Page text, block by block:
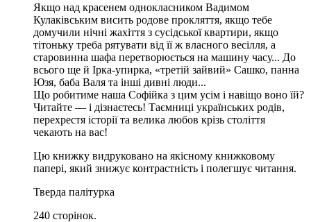
Якщо над красенем однокласником Вадимом
Кулаківським висить родове прокляття, якщо тебе
домучили нічні жахіття з сусідської квартири, якщо
тітоньку треба рятувати від її ж власного весілля, а
старовинна шафа перетворюється на машину часу... До
всього ще й Ірка-упирка, «третій зайвий» Сашко, панна
Юзя, баба Валя та інші дивні люди...
Що робитиме наша Софійка з цим усім і навіщо воно їй?
Читайте — і дізнаєтесь! Таємниці українських родів,
перехрестя історії та велика любов крізь століття
чекають на вас!
Цю книжку видруковано на якісному книжковому
папері, який знижує контрастність і полегшує читання.
Тверда палітурка
240 сторінок.